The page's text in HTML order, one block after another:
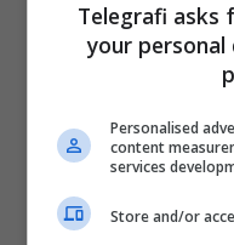
Telegrafi asks
your
Personalised
content
services
Store and/or